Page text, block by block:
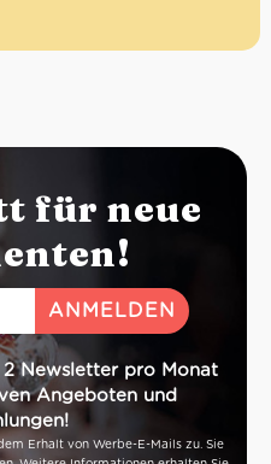
für neue
Newsletter pro Monat
Angeboten und
Erhalt von Werbe-E-Mails zu. Sie